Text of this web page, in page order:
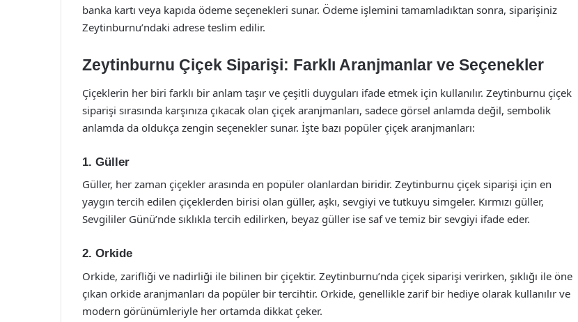
banka kartı veya kapıda ödeme seçenekleri sunar. Ödeme işlemini tamamladıktan sonra, siparişiniz
Zeytinburnu’ndaki adrese teslim edilir.
Zeytinburnu Çiçek Siparişi: Farklı Aranjmanlar ve Seçenekler
Çiçeklerin her biri farklı bir anlam taşır ve çeşitli duyguları ifade etmek için kullanılır. Zeytinburnu çiçek
siparişi sırasında karşınıza çıkacak olan çiçek aranjmanları, sadece görsel anlamda değil, sembolik
anlamda da oldukça zengin seçenekler sunar. İşte bazı popüler çiçek aranjmanları:
1. Güller
Güller, her zaman çiçekler arasında en popüler olanlardan biridir. Zeytinburnu çiçek siparişi için en
yaygın tercih edilen çiçeklerden birisi olan güller, aşkı, sevgiyi ve tutkuyu simgeler. Kırmızı güller,
Sevgililer Günü’nde sıklıkla tercih edilirken, beyaz güller ise saf ve temiz bir sevgiyi ifade eder.
2. Orkide
Orkide, zarifliği ve nadirliği ile bilinen bir çiçektir. Zeytinburnu’nda çiçek siparişi verirken, şıklığı ile öne
çıkan orkide aranjmanları da popüler bir tercihtir. Orkide, genellikle zarif bir hediye olarak kullanılır ve
modern görünümleriyle her ortamda dikkat çeker.